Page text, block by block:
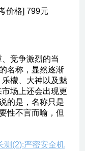
价格] 799元
竞争激烈的当
名称，显然逐渐
檬、大神以及魅
场上还会出现更
的是，名称只是
性不言而喻，但
测(2):严密安全机